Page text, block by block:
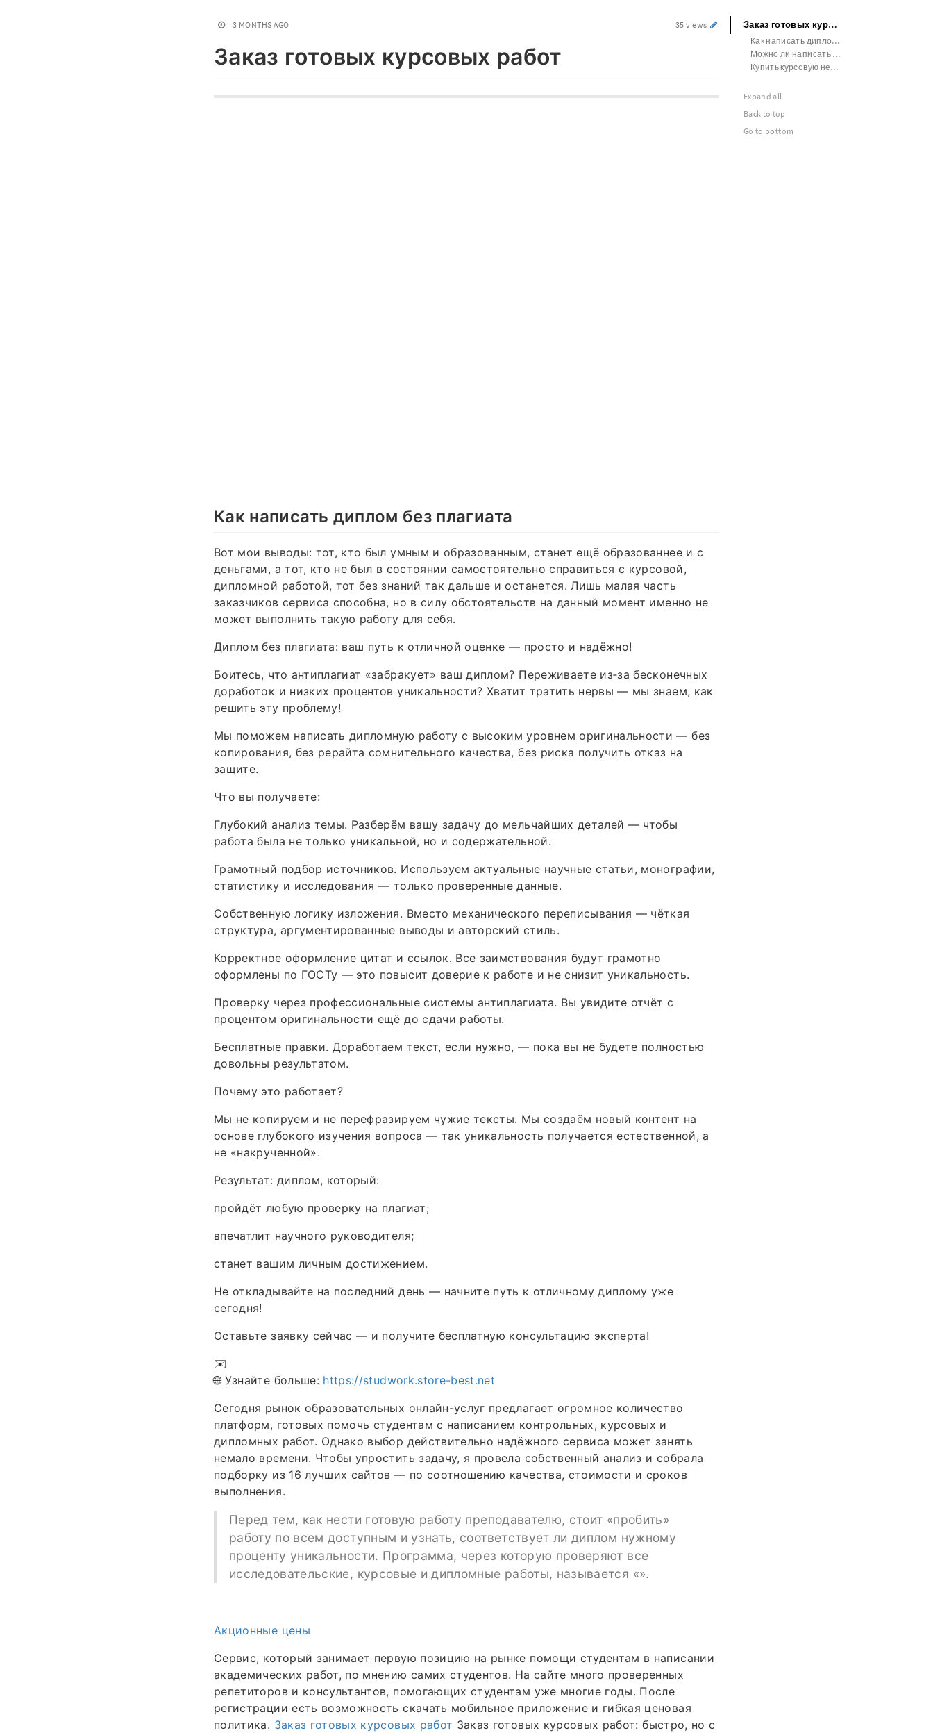
3 MONTHS AGO 35 views
Заказ готовых курсовых работ
Как написать диплом без плагиата
Вот мои выводы: тот, кто был умным и образованным, станет ещё образованнее и с
деньгами, а тот, кто не был в состоянии самостоятельно справиться с курсовой,
дипломной работой, тот без знаний так дальше и останется. Лишь малая часть
заказчиков сервиса способна, но в силу обстоятельств на данный момент именно не
может выполнить такую работу для себя.
Диплом без плагиата: ваш путь к отличной оценке — просто и надёжно!
Боитесь, что антиплагиат «забракует» ваш диплом? Переживаете из‑за бесконечных
доработок и низких процентов уникальности? Хватит тратить нервы — мы знаем, как
решить эту проблему!
Мы поможем написать дипломную работу с высоким уровнем оригинальности — без
копирования, без рерайта сомнительного качества, без риска получить отказ на
защите.
Что вы получаете:
Глубокий анализ темы. Разберём вашу задачу до мельчайших деталей — чтобы
работа была не только уникальной, но и содержательной.
Грамотный подбор источников. Используем актуальные научные статьи, монографии,
статистику и исследования — только проверенные данные.
Собственную логику изложения. Вместо механического переписывания — чёткая
структура, аргументированные выводы и авторский стиль.
Корректное оформление цитат и ссылок. Все заимствования будут грамотно
оформлены по ГОСТу — это повысит доверие к работе и не снизит уникальность.
Проверку через профессиональные системы антиплагиата. Вы увидите отчёт с
процентом оригинальности ещё до сдачи работы.
Бесплатные правки. Доработаем текст, если нужно, — пока вы не будете полностью
довольны результатом.
Почему это работает?
Мы не копируем и не перефразируем чужие тексты. Мы создаём новый контент на
основе глубокого изучения вопроса — так уникальность получается естественной, а
не «накрученной».
Результат: диплом, который:
пройдёт любую проверку на плагиат;
впечатлит научного руководителя;
станет вашим личным достижением.
Не откладывайте на последний день — начните путь к отличному диплому уже
сегодня!
Оставьте заявку сейчас — и получите бесплатную консультацию эксперта!
✉️
🌐 Узнайте больше: https://studwork.store-best.net
Сегодня рынок образовательных онлайн-услуг предлагает огромное количество
платформ, готовых помочь студентам с написанием контрольных, курсовых и
дипломных работ. Однако выбор действительно надёжного сервиса может занять
немало времени. Чтобы упростить задачу, я провела собственный анализ и собрала
подборку из 16 лучших сайтов — по соотношению качества, стоимости и сроков
выполнения.
Перед тем, как нести готовую работу преподавателю, стоит «пробить»
работу по всем доступным и узнать, соответствует ли диплом нужному
проценту уникальности. Программа, через которую проверяют все
исследовательские, курсовые и дипломные работы, называется «».
Акционные цены
Сервис, который занимает первую позицию на рынке помощи студентам в написании
академических работ, по мнению самих студентов. На сайте много проверенных
репетиторов и консультантов, помогающих студентам уже многие годы. После
регистрации есть возможность скачать мобильное приложение и гибкая ценовая
политика. Заказ готовых курсовых работ Заказ готовых курсовых работ: быстро, но с
Заказ готовых курсовых работ
Как написать диплом без плагиата
Можно ли написать диплом за 3 дня
Купить курсовую недорого
Expand all
Back to top
Go to bottom